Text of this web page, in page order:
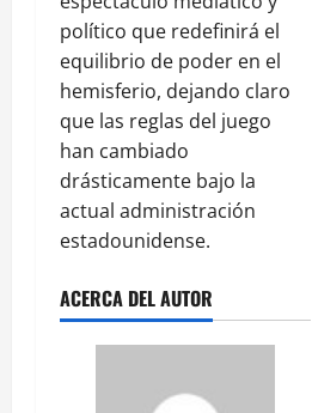
político que redefinirá el
equilibrio de poder en el
hemisferio, dejando claro
que las reglas del juego
han cambiado
drásticamente bajo la
actual administración
estadounidense.
ACERCA DEL AUTOR